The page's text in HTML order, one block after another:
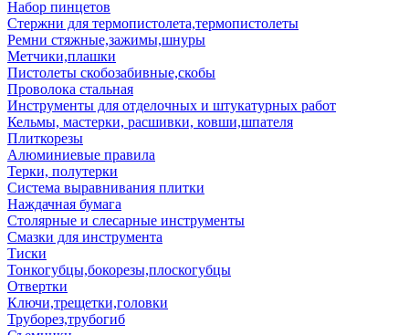
Набор пинцетов
Стержни для термопистолета,термопистолеты
Ремни стяжные,зажимы,шнуры
Метчики,плашки
Пистолеты скобозабивные,скобы
Проволока стальная
Инструменты для отделочных и штукатурных работ
Кельмы, мастерки, расшивки, ковши,шпателя
Плиткорезы
Алюминиевые правила
Терки, полутерки
Система выравнивания плитки
Наждачная бумага
Столярные и слесарные инструменты
Смазки для инструмента
Тиски
Тонкогубцы,бокорезы,плоскогубцы
Отвертки
Ключи,трещетки,головки
Труборез,трубогиб